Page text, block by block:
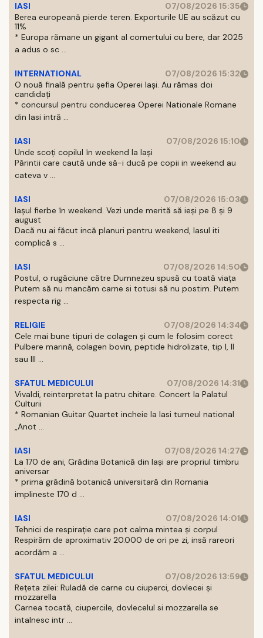
IASI
07/08/2026 15:35
Berea europeană pierde teren. Exporturile UE au scăzut cu
11%
* Europa rămane un gigant al comertului cu bere, dar 2025
a adus o sc ...
INTERNATIONAL
07/08/2026 15:32
O nouă finală pentru șefia Operei Iași. Au rămas doi
candidați
* concursul pentru conducerea Operei Nationale Romane
din Iasi intră ...
IASI
07/08/2026 15:10
Unde scoți copilul în weekend la Iași
Părintii care caută unde să-i ducă pe copii in weekend au
cateva v ...
IASI
07/08/2026 15:03
Iașul fierbe în weekend. Vezi unde merită să ieși pe 8 și 9
august
Dacă nu ai făcut incă planuri pentru weekend, Iasul iti
complică s ...
IASI
07/08/2026 14:50
Postul, o rugăciune către Dumnezeu spusă cu toată viața
Putem să nu mancăm carne si totusi să nu postim. Putem
respecta rig ...
RELIGIE
07/08/2026 14:34
Cele mai bune tipuri de colagen și cum le folosim corect
Pulbere marină, colagen bovin, peptide hidrolizate, tip I, II
sau III ...
SFATUL MEDICULUI
07/08/2026 14:31
Vivaldi, reinterpretat la patru chitare. Concert la Palatul
Culturii
* Romanian Guitar Quartet incheie la Iasi turneul national
„Anot ...
IASI
07/08/2026 14:27
La 170 de ani, Grădina Botanică din Iași are propriul timbru
aniversar
* prima grădină botanică universitară din Romania
implineste 170 d ...
IASI
07/08/2026 14:01
Tehnici de respirație care pot calma mintea și corpul
Respirăm de aproximativ 20.000 de ori pe zi, insă rareori
acordăm a ...
SFATUL MEDICULUI
07/08/2026 13:59
Rețeta zilei: Ruladă de carne cu ciuperci, dovlecei și
mozzarella
Carnea tocată, ciupercile, dovlecelul si mozzarella se
intalnesc intr ...